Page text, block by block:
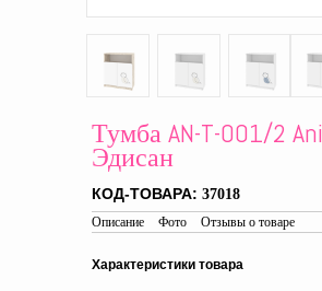
Тумба AN-T-001/2
Эдисан
КОД-ТОВАРА: 37018
Описание Фото Отзывы о товаре
Характеристики товара